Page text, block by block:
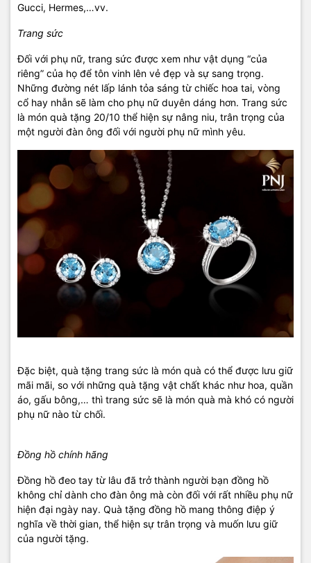
Gucci, Hermes,…vv.
Trang sức
Đối với phụ nữ, trang sức được xem như vật dụng “của
riêng” của họ để tôn vinh lên vẻ đẹp và sự sang trọng.
Những đường nét lấp lánh tỏa sáng từ chiếc hoa tai, vòng
cổ hay nhẫn sẽ làm cho phụ nữ duyên dáng hơn. Trang sức
là món quà tặng 20/10 thể hiện sự nâng niu, trân trọng của
một người đàn ông đối với người phụ nữ mình yêu.
Đặc biệt, quà tặng trang sức là món quà có thể được lưu giữ
mãi mãi, so với những quà tặng vật chất khác như hoa, quần
áo, gấu bông,… thì trang sức sẽ là món quà mà khó có người
phụ nữ nào từ chối.
Đồng hồ chính hãng
Đồng hồ đeo tay từ lâu đã trở thành người bạn đồng hồ
không chỉ dành cho đàn ông mà còn đối với rất nhiều phụ nữ
hiện đại ngày nay. Quà tặng đồng hồ mang thông điệp ý
nghĩa về thời gian, thể hiện sự trân trọng và muốn lưu giữ
của người tặng.